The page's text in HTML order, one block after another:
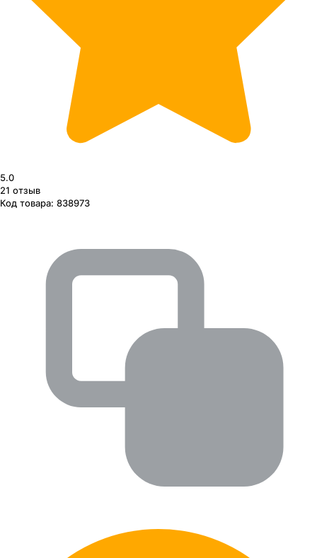
5.0
21 отзыв
Код товара: 838973